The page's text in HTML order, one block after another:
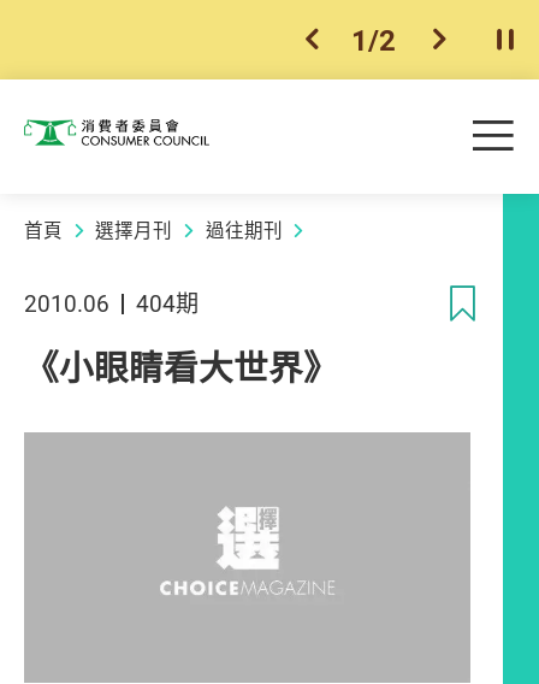
上一個
1/2 下一個開
消費者委員會 目
首頁 選擇月刊 過往期刊
2010.06 404期
《小眼睛看大世界》